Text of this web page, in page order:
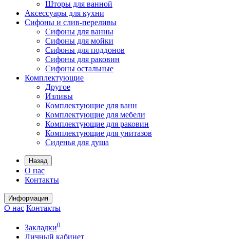
Шторы для ванной
Аксессуары для кухни
Сифоны и слив-переливы
Сифоны для ванны
Сифоны для мойки
Сифоны для поддонов
Сифоны для раковин
Сифоны остальные
Комплектующие
Другое
Изливы
Комплектующие для ванн
Комплектующие для мебели
Комплектующие для раковин
Комплектующие для унитазов
Сиденья для душа
Назад
О нас
Контакты
Информация
О нас Контакты
Закладки0
Личный кабинет